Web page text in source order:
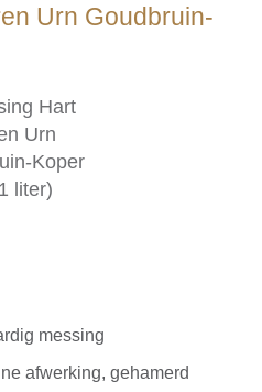
Urn Goudbruin-
messing
afwerking, gehamerd